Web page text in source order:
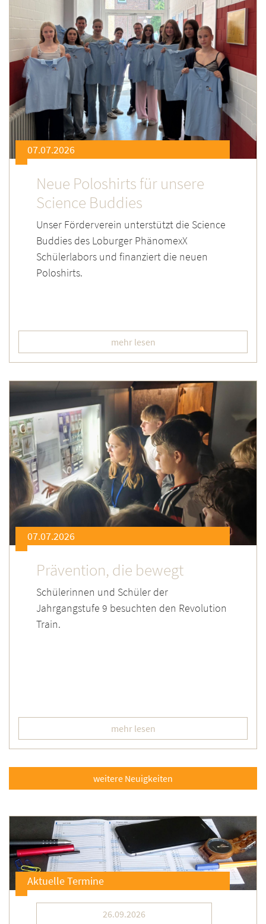
07.07.2026
Neue Poloshirts für unsere
Science Buddies
Unser Förderverein unterstützt die Science
Buddies des Loburger PhänomexX
Schülerlabors und finanziert die neuen
Poloshirts.
mehr lesen
07.07.2026
Prävention, die bewegt
Schülerinnen und Schüler der
Jahrgangstufe 9 besuchten den Revolution
Train.
mehr lesen
weitere Neuigkeiten
Aktuelle Termine
26.09.2026